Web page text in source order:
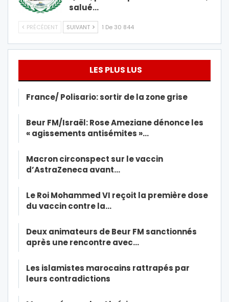
salué…
PRÉCÉDENT SUIVANT 1 De 30 844
LES PLUS LUS
France/ Polisario: sortir de la zone grise
Beur FM/Israël: Rose Ameziane dénonce les
« agissements antisémites »…
Macron circonspect sur le vaccin
d’AstraZeneca avant…
Le Roi Mohammed VI reçoit la première dose
du vaccin contre la…
Deux animateurs de Beur FM sanctionnés
après une rencontre avec…
Les islamistes marocains rattrapés par
leurs contradictions